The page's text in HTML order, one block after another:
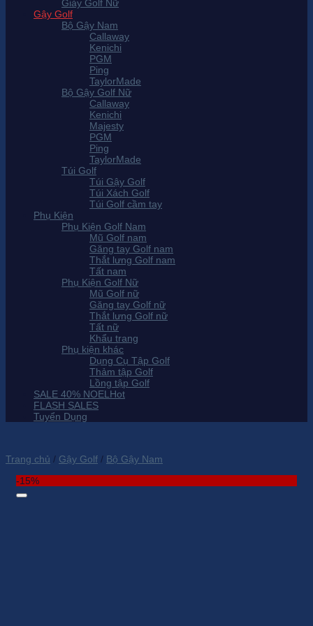
Giày Golf Nữ
Gậy Golf
Bộ Gậy Nam
Callaway
Kenichi
PGM
Ping
TaylorMade
Bộ Gậy Golf Nữ
Callaway
Kenichi
Majesty
PGM
Ping
TaylorMade
Túi Golf
Túi Gậy Golf
Túi Xách Golf
Túi Golf cầm tay
Phụ Kiện
Phụ Kiện Golf Nam
Mũ Golf nam
Găng tay Golf nam
Thắt lưng Golf nam
Tất nam
Phụ Kiện Golf Nữ
Mũ Golf nữ
Găng tay Golf nữ
Thắt lưng Golf nữ
Tất nữ
Khẩu trang
Phụ kiện khác
Dụng Cụ Tập Golf
Thảm tập Golf
Lồng tập Golf
SALE 40% NOEL
FLASH SALES
Tuyển Dụng
Trang chủ / Gậy Golf / Bộ Gậy Nam
-15%